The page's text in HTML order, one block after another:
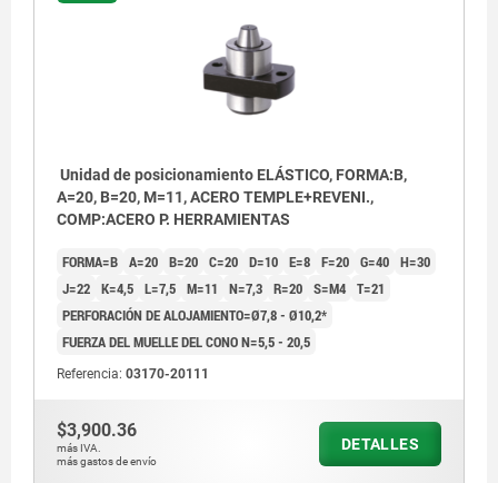
Unidad de posicionamiento ELÁSTICO, FORMA:B,
A=20, B=20, M=11, ACERO TEMPLE+REVENI.,
COMP:ACERO P. HERRAMIENTAS
FORMA=B A=20 B=20 C=20 D=10 E=8 F=20 G=40 H=30
J=22 K=4,5 L=7,5 M=11 N=7,3 R=20 S=M4 T=21
PERFORACIÓN DE ALOJAMIENTO=Ø7,8 - Ø10,2*
FUERZA DEL MUELLE DEL CONO N=5,5 - 20,5
Referencia: 03170-20111
$3,900.36
más IVA.
más gastos de envío
DETALLES